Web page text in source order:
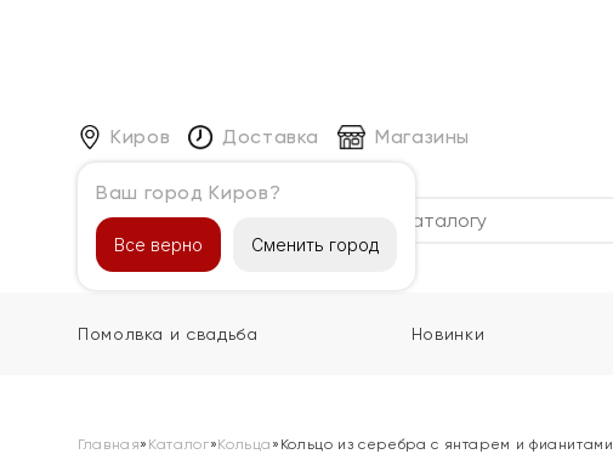
Киров
Ваш город Киров?
Все верно Сменить город
Доставка Магазины
Каталог
Помолвка и свадьба Новинки
Главная» Каталог»Кольца » Кольцо из серебра с янтарем и фианитами